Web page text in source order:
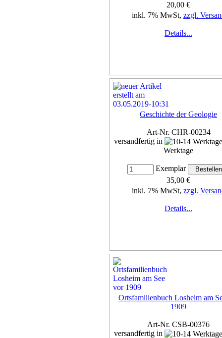
20,00 €
inkl. 7% MwSt, zzgl.
Details...
Geschichte der Geologie
Art-Nr. CHR-00234
versandfertig in
Werktage
Exemplar
35,00 €
inkl. 7% MwSt, zzgl.
Details...
Ortsfamilienbuch Losheim am
1909
Art-Nr. CSB-00376
versandfertig in